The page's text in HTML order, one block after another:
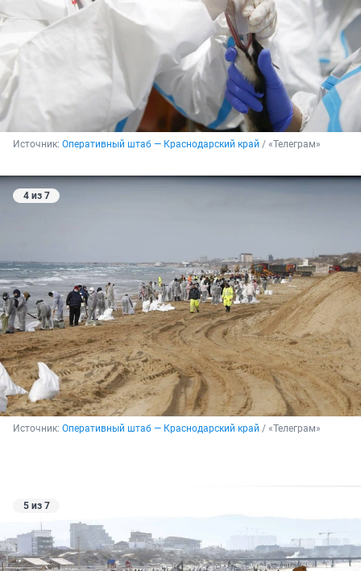
Источник: Оперативный штаб — Краснодарский край / «Телеграм»
4 из 7
Источник: Оперативный штаб — Краснодарский край / «Телеграм»
5 из 7